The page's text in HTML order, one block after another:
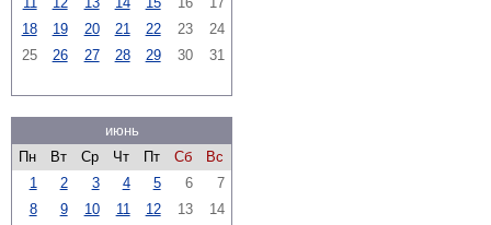
18
19 20 21 22 23
24
25
26 27 28 29 30 31
июнь
Пн
Вт Ср Чт Пт Сб
Вс
1
2 3 4 5 6
7
8
9 10 11 12 13
14